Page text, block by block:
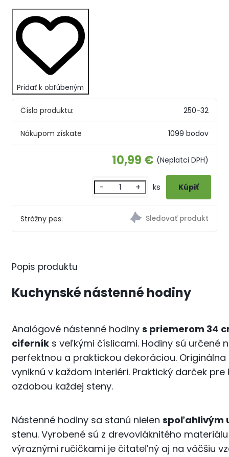
Pridať k obľúbeným
Číslo produktu: 250-32
Nákupom získate 1099 bodov
10,99 € (Neplatci DPH)
Strážny pes:
- + ks
Popis produktu
Kuchynské nástenné hodiny
Analógové nástenné hodinys priemerom 34
ciferník s veľkými číslicami. Hodiny sú určené
perfektnou a praktickou dekoráciou.
vyniknú v každom interiéri. Praktický darček
ozdobou každej steny.
Nástenné hodiny sa stanú nielenspoľahlivým
stenu. Vyrobené sú z drevovláknitého
výraznými ručičkami je čitateľný aj na väčšiu